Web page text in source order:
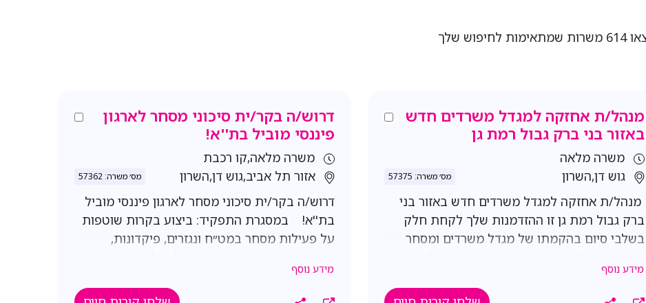
לחיפוש שלך
מנהל/ת אחזקה למגדל משרדים חדש
באזור בני ברק גבול רמת גן
משרה מלאה
גוש דן,השרון
מס׳ משרה: 57375
מנהל/ת אחזקה למגדל משרדים חדש באזור בני
ברק גבול רמת גן זו ההזדמנות שלך לקחת חלק
בשלבי סיום בהקמתו של מגדל משרדים ומסחר
משלב המסירה. המתחם נמצא כיום בשלבי הקמה,
והמסירה צפויה בחודש אוקטובר. מה כולל
מידע נוסף
דרוש/ה בקר/ית סיכוני מסחר לארגון
פיננסי מוביל בת''א!
משרה מלאה,קו רכבת
אזור תל אביב,גוש דן,השרון
מס׳ משרה: 57362
דרוש/ה בקר/ית סיכוני מסחר לארגון פיננסי מוביל
בת''א! במסגרת התפקיד: ביצוע בקרות שוטפות
על פעילות מסחר במט״ח ונגזרים, פיקדונות,
אחר חשיפות, מסגרות סיכון וחריגות.,הפקת דוחות
בקרה, ניתוח נתונים והסקת מסקנות. עבודה
מידע נוסף